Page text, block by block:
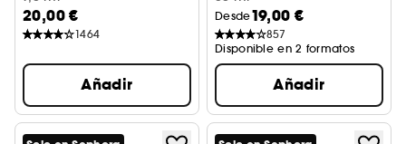
20,00 €
1464
Añadir
Desde19,00 €
857
Disponible en 2 formatos
Añadir